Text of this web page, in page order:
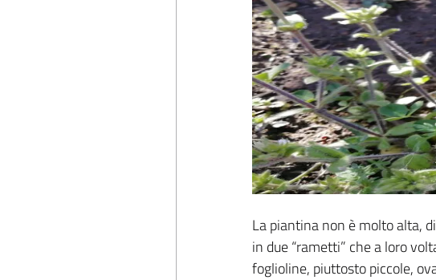
La piantina non è molto alta,
in due “rametti” che a loro
foglioline, piuttosto piccole,